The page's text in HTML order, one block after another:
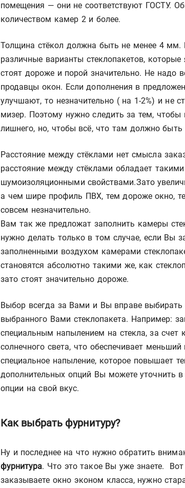
помещения — они не соответствуют ГОСТУ.
количеством камер 2 и более.
Толщина стёкол должна быть не менее 4 мм.
различные варианты стеклопакетов,
стоят дороже и порой значительно. Не надо
продавцы окон. Если дополнения в
улучшают, то незначительно ( на 1-2%) и не
мизер. Поэтому нужно следить за тем, чтобы
лишнего, но, чтобы всё, что там должно быть
Расстояние между стёклами нет смысла
расстояние между стёклами обладает
шумоизоляционными свойствами.Зато
а чем шире профиль ПВХ, тем дороже окно,
совсем незначительно.
Вам так же предложат заполнить камеры
нужно делать только в том случае, если Вы
заполненными воздухом камерами
становятся абсолютно такими же, как
зато стоят значительно дороже.
Выбор всегда за Вами и Вы вправе выбирать
выбранного Вами стеклопакета. Например:
специальным напылением на стекла, за счет
солнечного света, что обеспечивает
специальное напыление, которое повышает
дополнительных опций Вы можете уточнить
опции на свой вкус.
Как выбрать фурнитуру?
Ну и последнее на что нужно обратить
фурнитура. Что это такое Вы уже знаете.
заказываете окно эконом класса, нужно